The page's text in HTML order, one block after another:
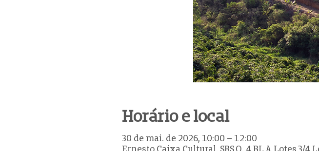
Horário e local
30 de mai. de 2026, 10:00 – 12:00
Ernesto Caixa Cultural, SBS Q. 4 BL A Lotes 3/4